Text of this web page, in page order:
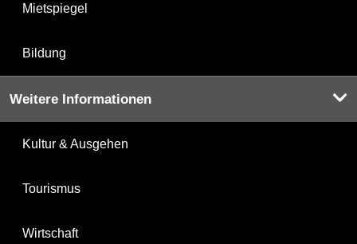
Mietspiegel
Bildung
Weitere Informationen
Kultur & Ausgehen
Tourismus
Wirtschaft